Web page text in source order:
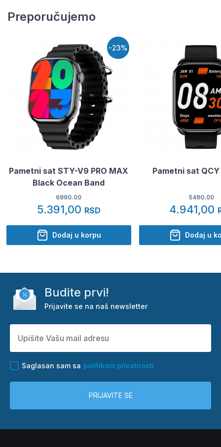
Preporučujemo
-23%
Pametni sat STY-V9 PRO MAX
Black Ocean Band
6990.00
5.391,00 RSD
Dodaj u korpu
Pametni sat
5490.00
4.941,00
Dodaj u
Budite prvi!
Prijavite se na naš newsletter
Saglasan sam sa politikom privatnosti
PRIJAVITE SE